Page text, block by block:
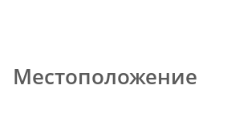
Местоположение